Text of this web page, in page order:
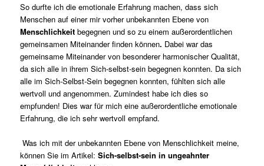
So durfte ich die emotionale Erfahrung machen, dass sich
Menschen auf einer mir vorher unbekannten Ebene von
Menschlichkeitbegegnen und so zu einem außerordentlichen
gemeinsamen Miteinander finden können. Dabei war das
gemeinsame Miteinander von besonderer harmonischer Qualität,
da sich alle in ihrem Sich-selbst-sein begegnen konnten. Da sich
alle im Sich-Selbst-Sein begegnen konnten, fühlten sich alle
wertvoll und angenommen. Zumindest habe ich dies so
empfunden! Dies war für mich eine außerordentliche emotionale
Erfahrung, die ich sehr wertvoll empfand.
Was ich mit der unbekannten Ebene von Menschlichkeit meine,
können Sie im Artikel:Sich-selbst-sein in ungeahnter